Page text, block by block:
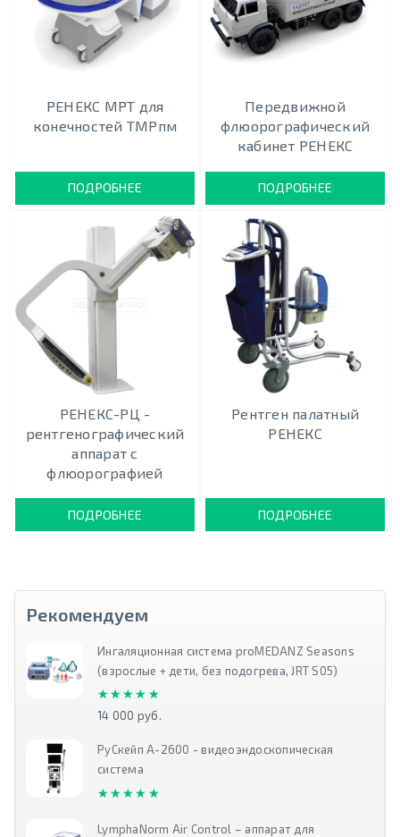
РЕНЕКС МРТ для
конечностей ТМРпм
ПОДРОБНЕЕ
Передвижной
флюорографический
кабинет РЕНЕКС
ПОДРОБНЕЕ
РЕНЕКС-РЦ -
рентгенографический
аппарат с
флюорографией
ПОДРОБНЕЕ
Рентген палатный
РЕНЕКС
ПОДРОБНЕЕ
Рекомендуем
Ингаляционная система proMEDANZ Seasons
(взрослые + дети, без подогрева, JRT S05)
★★★★★
★★★★★
14 000 руб.
РуСкейп А-2600 - видеоэндоскопическая
система
★★★★★
★★★★★
LymphaNorm Air Control – аппарат для